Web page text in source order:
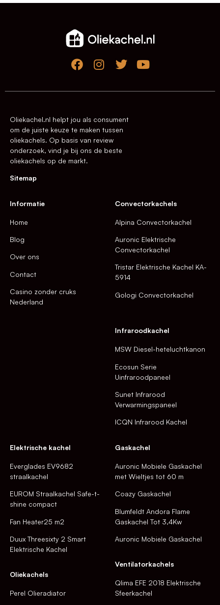
Oliekachel.nl helpt jou als consument
om de juiste keuze te maken tussen
oliekachels. Op basis van review
onderzoek, vind je bij ons de beste
oliekachels op de markt.
Sitemap
Informatie
Home
Blog
Over ons
Contact
Casino zonder cruks
Nederland
Convectorkachels
Alpina Convectorkachel
Auronic Elektrische
Convectorkachel
Tristar Elektrische Kachel KA-
5914
Gologi Convectorkachel
Infraroodkachel
MSW Diesel-heteluchtkanon
Ecosun Serie
Uinfraroodpaneel
Sunet Infrarood
Verwarmingspaneel
ICQN Infrarood Kachel
Elektrische kachel
Everglades EV9682
straalkachel
EUROM Straalkachel Safe-t-
shine compact
Fan Heater25 m2
Duux Threesixty 2 Smart
Elektrische Kachel
Oliekachels
Perel Olieradiator
Gaskachel
Auronic Mobiele Gaskachel
met Wieltjes tot 60 m
Coazy Gaskachel
Blumfeldt Andora Flame
Gaskachel Tot 3,4Kw
Auronic Mobiele Gaskachel
Ventilatorkachels
Qlima EFE 2018 Elektrische
Sfeerkachel